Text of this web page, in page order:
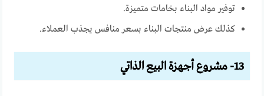
توفير مواد البناء بخامات متميزة.
كذلك عرض منتجات البناء بسعر منافس يجذب العملاء.
13- مشروع أجهزة البيع الذاتي